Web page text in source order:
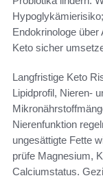
Endokrinologe
Keto sicher
Langfristige Keto
Lipidprofil, Nieren‑
Nierenfunktion
ungesättigte Fette
prüfe Magnesium,
Calciumstatus.